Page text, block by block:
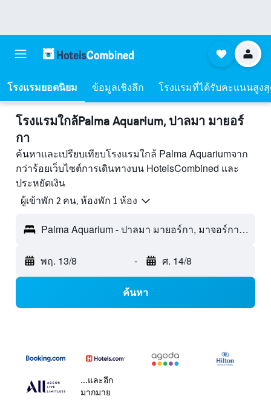
โรงแรมยอดนิยม ข้อมูลเชิงลึก โรงแรมที่ได้รับคะแนนสูง
โรงแรมใกล้Palma Aquarium, ปาลมา มายอร์
กา
ค้นหาและเปรียบเทียบโรงแรมใกล้ Palma Aquariumจาก
กว่าร้อยเว็บไซต์การเดินทางบน HotelsCombined และ
ประหยัดเงิน
ผู้เข้าพัก 2 คน, ห้องพัก 1 ห้อง
Palma Aquarium - ปาลมา มายอร์กา, มาจอร์กา, สเปน
พฤ. 13/8 - ศ. 14/8
ค้นหา
...และอีก
มากมาย